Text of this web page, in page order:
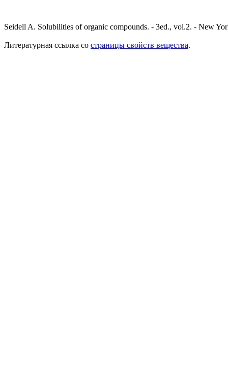
Seidell A. Solubilities of organic compounds. - 3ed., vol.2. - New
Литературная ссылка со страницы свойств вещества.